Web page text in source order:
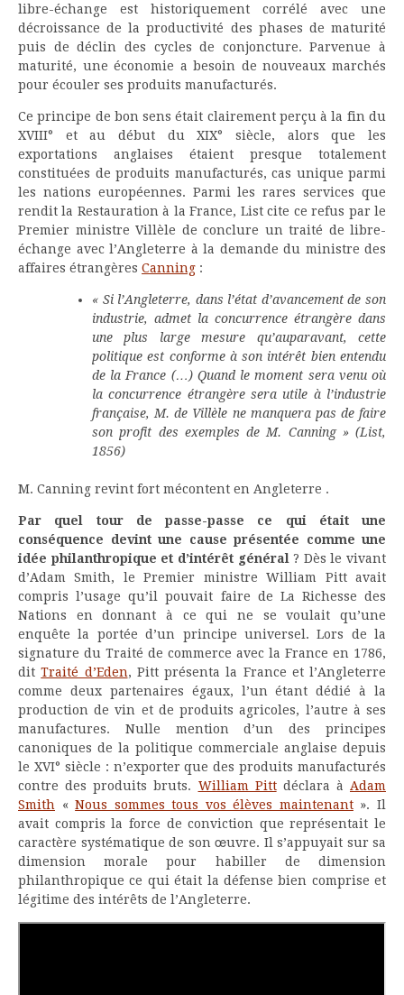
libre-échange est historiquement corrélé avec une
décroissance de la productivité des phases de maturité
puis de déclin des cycles de conjoncture. Parvenue à
maturité, une économie a besoin de nouveaux marchés
pour écouler ses produits manufacturés.
Ce principe de bon sens était clairement perçu à la fin du
XVIII° et au début du XIX° siècle, alors que les
exportations anglaises étaient presque totalement
constituées de produits manufacturés, cas unique parmi
les nations européennes. Parmi les rares services que
rendit la Restauration à la France, List cite ce refus par le
Premier ministre Villèle de conclure un traité de libre-
échange avec l’Angleterre à la demande du ministre des
affaires étrangères Canning :
« Si l’Angleterre, dans l’état d’avancement de son
industrie, admet la concurrence étrangère dans
une plus large mesure qu’auparavant, cette
politique est conforme à son intérêt bien entendu
de la France (…) Quand le moment sera venu où
la concurrence étrangère sera utile à l’industrie
française, M. de Villèle ne manquera pas de faire
son profit des exemples de M. Canning » (List,
1856)
M. Canning revint fort mécontent en Angleterre .
Par quel tour de passe-passe ce qui était une
conséquence devint une cause présentée comme une
idée philanthropique et d’intérêt général ? Dès le vivant
d’Adam Smith, le Premier ministre William Pitt avait
compris l’usage qu’il pouvait faire de La Richesse des
Nations en donnant à ce qui ne se voulait qu’une
enquête la portée d’un principe universel. Lors de la
signature du Traité de commerce avec la France en 1786,
ditTraité d’Eden, Pitt présenta la France et l’Angleterre
comme deux partenaires égaux, l’un étant dédié à la
production de vin et de produits agricoles, l’autre à ses
manufactures. Nulle mention d’un des principes
canoniques de la politique commerciale anglaise depuis
le XVI° siècle : n’exporter que des produits manufacturés
contre des produits bruts. William Pittdéclara à Adam
Smith «Nous sommes tous vos élèves maintenant». Il
avait compris la force de conviction que représentait le
caractère systématique de son œuvre. Il s’appuyait sur sa
dimension morale pour habiller de dimension
philanthropique ce qui était la défense bien comprise et
légitime des intérêts de l’Angleterre.